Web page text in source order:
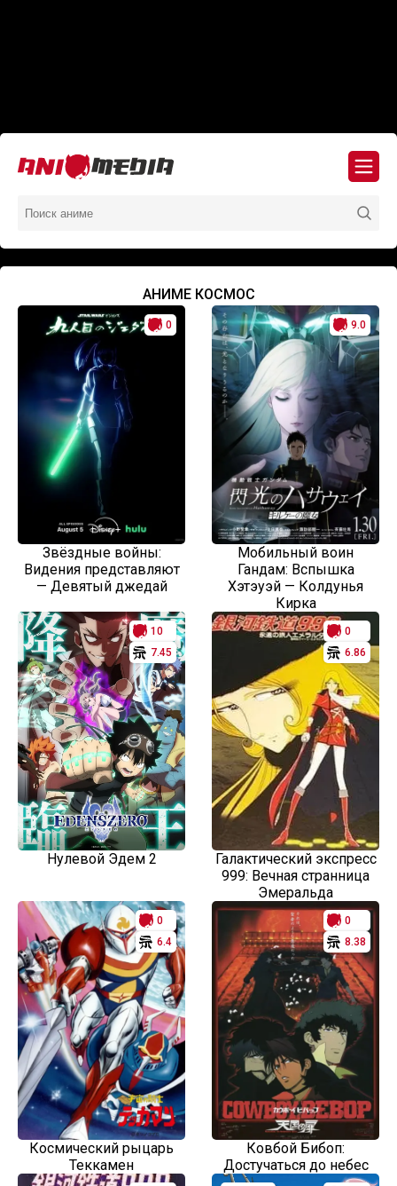
АНИМЕ КОСМОС
0
Звёздные войны:
Видения представляют
— Девятый джедай
9.0
Мобильный воин
Гандам: Вспышка
Хэтэуэй — Колдунья
Кирка
10
7.45
Нулевой Эдем 2
0
6.86
Галактический экспресс
999: Вечная странница
Эмеральда
0
6.4
Космический рыцарь
Теккамен
0
8.38
Ковбой Бибоп:
Достучаться до небес